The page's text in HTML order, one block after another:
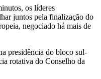
os líderes
juntos pela finalização do
negociado há mais de
presidência do bloco sul-
rotativa do Conselho da